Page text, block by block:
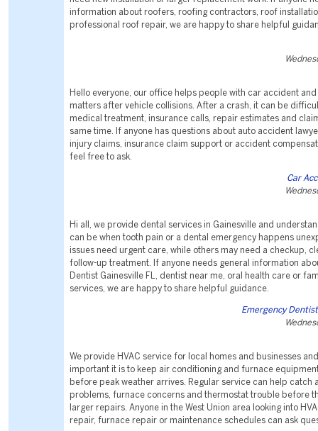
information about roofers, roofing contractors, roof
professional roof repair, we are happy to share helpful
Hello everyone, our office helps people with car accident
matters after vehicle collisions. After a crash, it can be
medical treatment, insurance calls, repair estimates and
same time. If anyone has questions about auto accident
injury claims, insurance claim support or accident
feel free to ask.
Car
Hi all, we provide dental services in Gainesville and
can be when tooth pain or a dental emergency happens
issues need urgent care, while others may need a checkup,
follow-up treatment. If anyone needs general information
Dentist Gainesville FL, dentist near me, oral health care or
services, we are happy to share helpful guidance.
Emergency
We provide HVAC service for local homes and businesses
important it is to keep air conditioning and furnace
before peak weather arrives. Regular service can help catch
problems, furnace concerns and thermostat trouble before
larger repairs. Anyone in the West Union area looking into
repair, furnace repair or maintenance schedules can ask